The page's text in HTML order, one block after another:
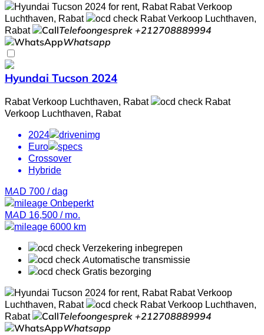
Rabat Verkoop
Luchthaven, Rabat
Rabat Verkoop Luchthaven,
Rabat
Telefoongesprek +212708889994
Whatsapp
Hyundai Tucson 2024
Rabat Verkoop Luchthaven, Rabat
Rabat
Verkoop Luchthaven, Rabat
2024
Euro
Crossover
Hybride
MAD 700 / dag
Onbeperkt
MAD 16,500 / mo.
6000 km
Verzekering inbegrepen
Automatische transmissie
Gratis bezorging
Rabat Verkoop
Luchthaven, Rabat
Rabat Verkoop Luchthaven,
Rabat
Telefoongesprek +212708889994
Whatsapp